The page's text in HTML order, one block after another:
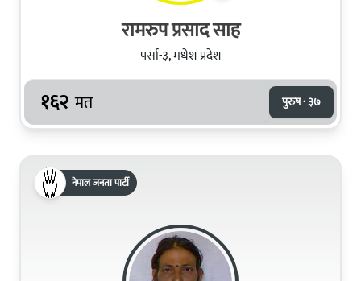
रामरुप प्रसाद साह
पर्सा-३, मधेश प्रदेश
१६२ मत पुरुष · ३७
नेपाल जनता पार्टी